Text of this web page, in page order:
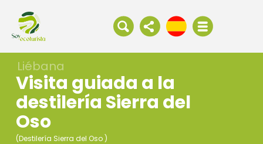
Liébana
Visita guiada a la
destilería Sierra del
Oso
(Destilería Sierra del Oso )